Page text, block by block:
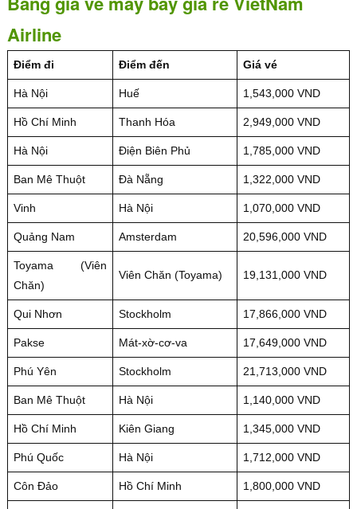
Airline
Điểm đi Điểm đến Giá vé
Hà Nội Huế 1,543,000 VND
Hồ Chí Minh Thanh Hóa 2,949,000 VND
Hà Nội Điện Biên Phủ 1,785,000 VND
Ban Mê Thuột Đà Nẵng 1,322,000 VND
Vinh Hà Nội 1,070,000 VND
Quảng Nam Amsterdam 20,596,000 VND
Toyama (Viên
Chăn)
Viên Chăn(Toyama) 19,131,000 VND
Qui Nhơn Stockholm 17,866,000 VND
Pakse Mát-xờ-cơ-va 17,649,000 VND
Phú Yên Stockholm 21,713,000 VND
Ban Mê Thuột Hà Nội 1,140,000 VND
Hồ Chí Minh Kiên Giang 1,345,000 VND
Phú Quốc Hà Nội 1,712,000 VND
Côn Đảo Hồ Chí Minh 1,800,000 VND